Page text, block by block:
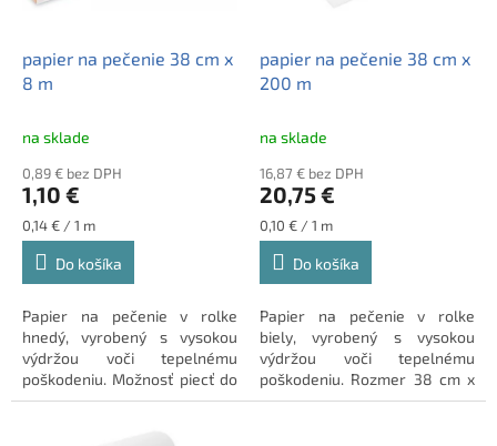
papier na pečenie 38 cm x
8 m
na sklade
0,89 € bez DPH
1,10 €
Jednotková
cena:
0,14 € / 1 m
Do košíka
Papier na pečenie v rolke
hnedý, vyrobený s vysokou
výdržou voči tepelnému
poškodeniu. Možnosť piecť do
220°C.
papier na pečenie 38 cm x
200 m
na sklade
16,87 € bez DPH
20,75 €
Jednotková
cena:
0,10 € / 1 m
Do košíka
Papier na pečenie v rolke
biely, vyrobený s vysokou
výdržou voči tepelnému
poškodeniu. Rozmer 38 cm x
200 m. Vyrobené v Česku.